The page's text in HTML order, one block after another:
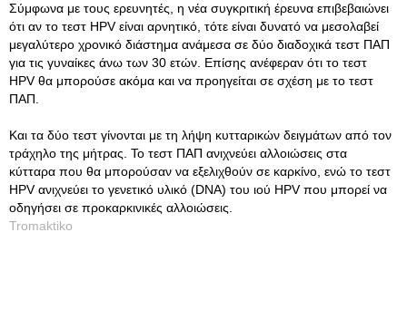
Σύμφωνα με τους ερευνητές, η νέα συγκριτική έρευνα επιβεβαιώνει
ότι αν το τεστ HPV είναι αρνητικό, τότε είναι δυνατό να μεσολαβεί
μεγαλύτερο χρονικό διάστημα ανάμεσα σε δύο διαδοχικά τεστ ΠΑΠ
για τις γυναίκες άνω των 30 ετών. Επίσης ανέφεραν ότι το τεστ
HPV θα μπορούσε ακόμα και να προηγείται σε σχέση με το τεστ
ΠΑΠ.
Και τα δύο τεστ γίνονται με τη λήψη κυτταρικών δειγμάτων από τον
τράχηλο της μήτρας. Το τεστ ΠΑΠ ανιχνεύει αλλοιώσεις στα
κύτταρα που θα μπορούσαν να εξελιχθούν σε καρκίνο, ενώ το τεστ
HPV ανιχνεύει το γενετικό υλικό (DNA) του ιού HPV που μπορεί να
οδηγήσει σε προκαρκινικές αλλοιώσεις.
Tromaktiko